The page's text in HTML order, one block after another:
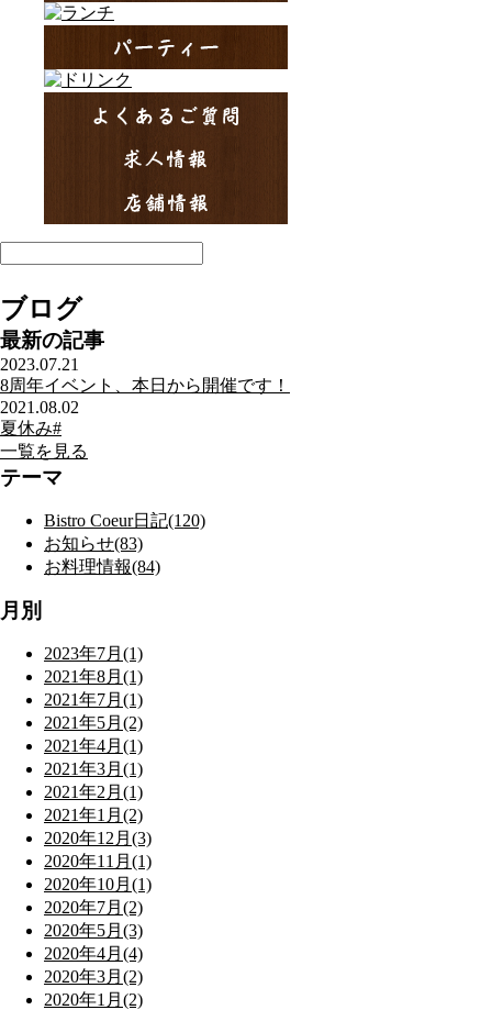
ブログ
最新の記事
2023.07.21
8周年イベント、本日から開催です！
2021.08.02
夏休み#
一覧を見る
テーマ
Bistro Coeur日記(120)
お知らせ(83)
お料理情報(84)
月別
2023年7月(1)
2021年8月(1)
2021年7月(1)
2021年5月(2)
2021年4月(1)
2021年3月(1)
2021年2月(1)
2021年1月(2)
2020年12月(3)
2020年11月(1)
2020年10月(1)
2020年7月(2)
2020年5月(3)
2020年4月(4)
2020年3月(2)
2020年1月(2)